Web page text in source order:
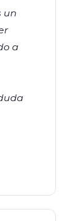
un
a